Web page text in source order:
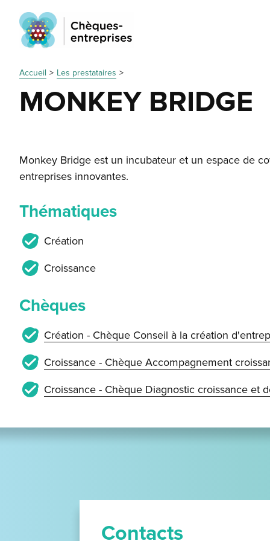
Accueil Les prestataires
MONKEY BRIDGE
Monkey Bridge est un incubateur et un espace de
entreprises innovantes.
Thématiques
Création
Croissance
Chèques
Création - Chèque Conseil à la création
Croissance - Chèque Accompagnement
Croissance - Chèque Diagnostic croissance et
Contacts